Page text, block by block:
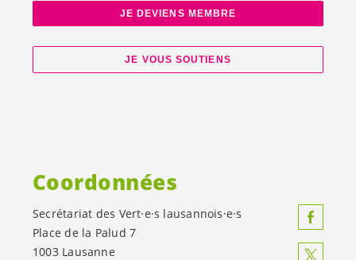
JE DEVIENS MEMBRE
JE VOUS SOUTIENS
Coordonnées
Secrétariat des Vert·e·s lausannois·e·s
Place de la Palud 7
1003 Lausanne